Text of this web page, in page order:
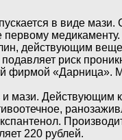
в виде мази.
первому медикаменту.
действующим
риск
«Дарница».
и мази.
220 рублей.